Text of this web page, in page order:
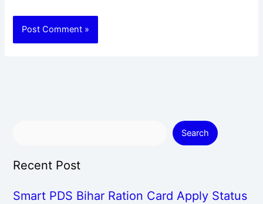
Search
Recent Post
Smart PDS Bihar Ration Card Apply Status